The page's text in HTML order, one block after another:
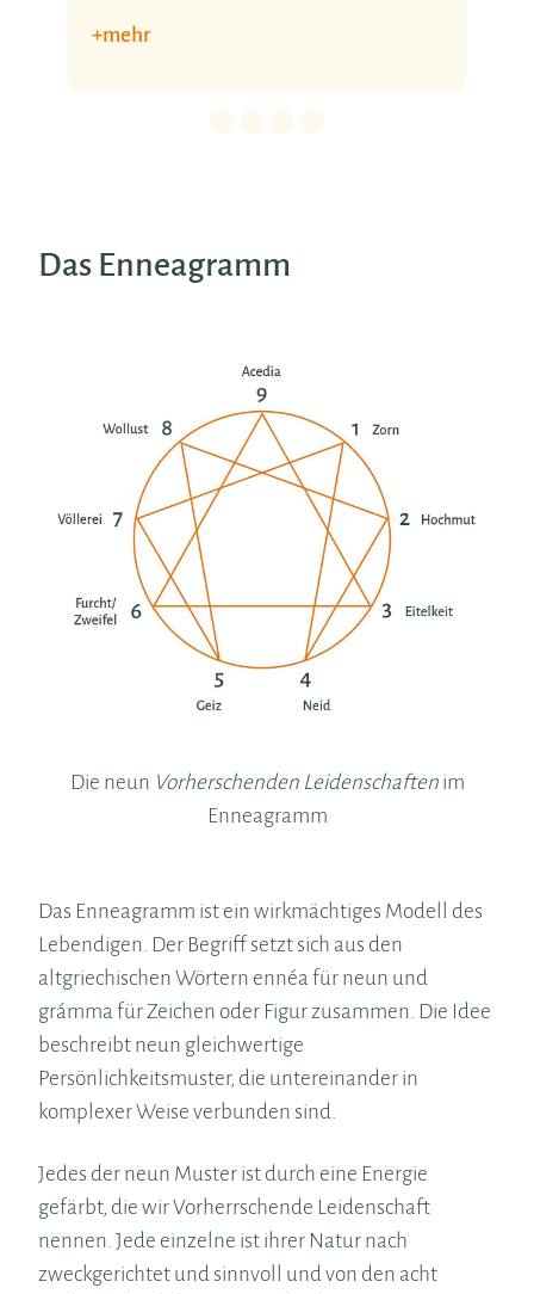
Das Enneagramm
Die neun Vorherschenden Leidenschaftenim
Enneagramm
Das Enneagramm ist ein wirkmächtiges Modell des
Lebendigen. Der Begriff setzt sich aus den
altgriechischen Wörtern ennéa für neun und
grámma für Zeichen oder Figur zusammen. Die Idee
beschreibt neun gleichwertige
Persönlichkeitsmuster, die untereinander in
komplexer Weise verbunden sind.
Jedes der neun Muster ist durch eine Energie
gefärbt, die wir Vorherrschende Leidenschaft
nennen. Jede einzelne ist ihrer Natur nach
zweckgerichtet und sinnvoll und von den acht